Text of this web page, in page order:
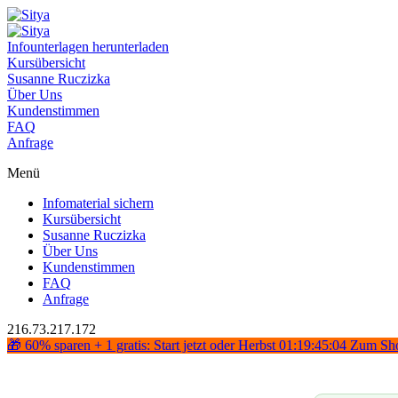
Infounterlagen herunterladen
Kursübersicht
Susanne Ruczizka
Über Uns
Kundenstimmen
FAQ
Anfrage
Menü
Infomaterial sichern
Kursübersicht
Susanne Ruczizka
Über Uns
Kundenstimmen
FAQ
Anfrage
216.73.217.172
🎁 60% sparen + 1 gratis: Start jetzt oder Herbst 01:19:45:03 Zum